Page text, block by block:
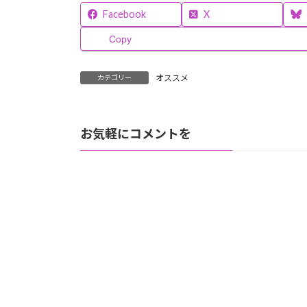
Facebook X
Copy
カテゴリー オススメ
お気軽にコメントを